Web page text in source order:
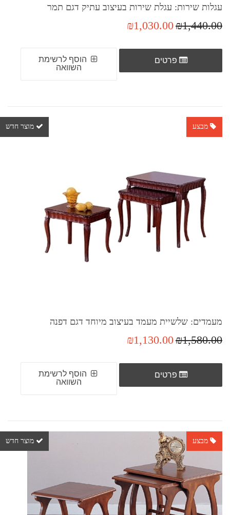
עגלות שירות: עגלת שירות בעיצוב עתיק דגם תמר
₪1,440.00
₪1,030.00
פרטים
הוסף לרשימת
השוואה
מוצר חדש מבצע
מעמדים: שלשיית מעמד בעיצוב מיוחד דגם דפנה
₪1,580.00
₪1,130.00
פרטים
הוסף לרשימת
השוואה
מוצר חדש מבצע